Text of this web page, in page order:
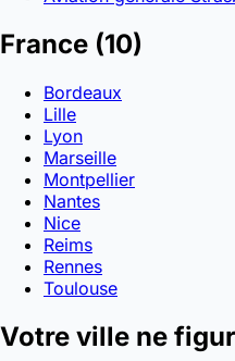
France (10)
Bordeaux
Lille
Lyon
Marseille
Montpellier
Nantes
Nice
Reims
Rennes
Toulouse
Votre ville ne